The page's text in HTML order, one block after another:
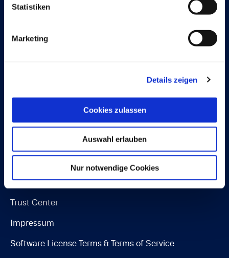
Statistiken
Marketing
Details zeigen
Cookies zulassen
Auswahl erlauben
Nur notwendige Cookies
Lösungen
OPplus
Cookie and privacy policy
Trust Center
Impressum
Software License Terms & Terms of Service